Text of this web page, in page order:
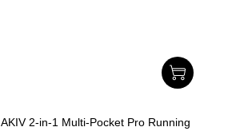
AKIV 2-in-1 Multi-Pocket Pro Running